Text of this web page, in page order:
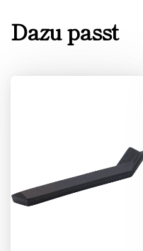
Dazu passt